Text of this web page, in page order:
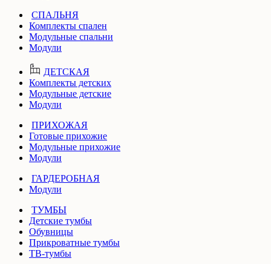
СПАЛЬНЯ
Комплекты спален
Модульные спальни
Модули
ДЕТСКАЯ
Комплекты детских
Модульные детские
Модули
ПРИХОЖАЯ
Готовые прихожие
Модульные прихожие
Модули
ГАРДЕРОБНАЯ
Модули
ТУМБЫ
Детские тумбы
Обувницы
Прикроватные тумбы
ТВ-тумбы